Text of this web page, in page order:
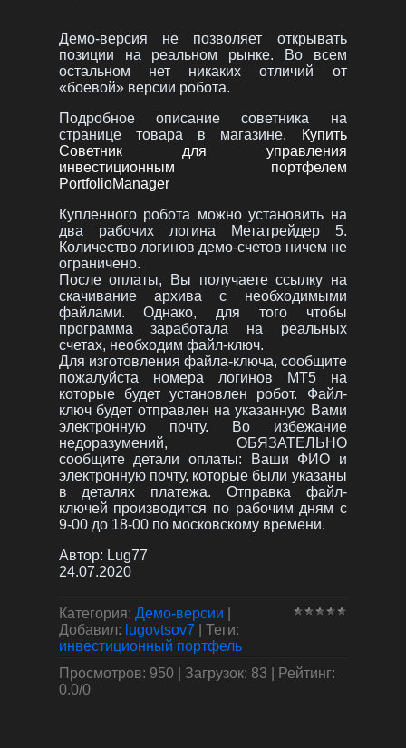
Демо-версия не позволяет открывать
позиции на реальном рынке. Во всем
остальном нет никаких отличий от
«боевой» версии робота.
Подробное описание советника на
странице товара в магазине.
Купить
Советник для управления
инвестиционным портфелем
PortfolioManager
Купленного робота можно установить на
два рабочих логина Метатрейдер 5.
Количество логинов демо-счетов ничем не
ограничено.
После оплаты, Вы получаете ссылку на
скачивание архива с необходимыми
файлами. Однако, для того чтобы
программа заработала на реальных
счетах, необходим файл-ключ.
Для изготовления файла-ключа, сообщите
пожалуйста номера логинов MT5 на
которые будет установлен робот. Файл-
ключ будет отправлен на указанную Вами
электронную почту. Во избежание
недоразумений, ОБЯЗАТЕЛЬНО
сообщите детали оплаты: Ваши ФИО и
электронную почту, которые были указаны
в деталях платежа. Отправка файл-
ключей производится по рабочим дням с
9-00 до 18-00 по московскому времени.
Автор: Lug77
24.07.2020
Категория: Демо-версии
Добавил: lugovtsov7 Теги:
инвестиционный портфель
Просмотров: 950 Загрузок: 83 Рейтинг:
0.0/0